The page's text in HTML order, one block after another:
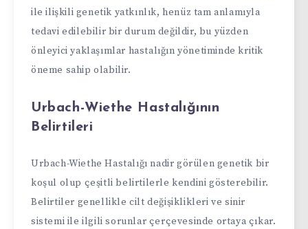
ile ilişkili genetik yatkınlık, henüz tam anlamıyla
tedavi edilebilir bir durum değildir, bu yüzden
önleyici yaklaşımlar hastalığın yönetiminde kritik
öneme sahip olabilir.
Urbach-Wiethe Hastalığının
Belirtileri
Urbach-Wiethe Hastalığı nadir görülen genetik bir
koşul olup çeşitli belirtilerle kendini gösterebilir.
Belirtiler genellikle cilt değişiklikleri ve sinir
sistemi ile ilgili sorunlar çerçevesinde ortaya çıkar.